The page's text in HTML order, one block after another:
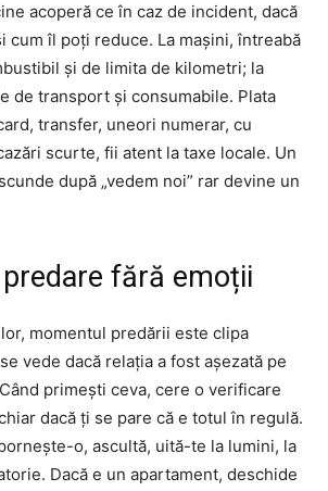
acoperă ce în caz de incident, dacă
cum îl poți reduce. La mașini, întreabă
și de limita de kilometri; la
de transport și consumabile. Plata
transfer, uneori numerar, cu
scurte, fii atent la taxe locale. Un
după „vedem noi” rar devine un
predare fără emoții
momentul predării este clipa
vede dacă relația a fost așezată pe
primești ceva, cere o verificare
dacă ți se pare că e totul în regulă.
o, ascultă, uită-te la lumini, la
Dacă e un apartament, deschide